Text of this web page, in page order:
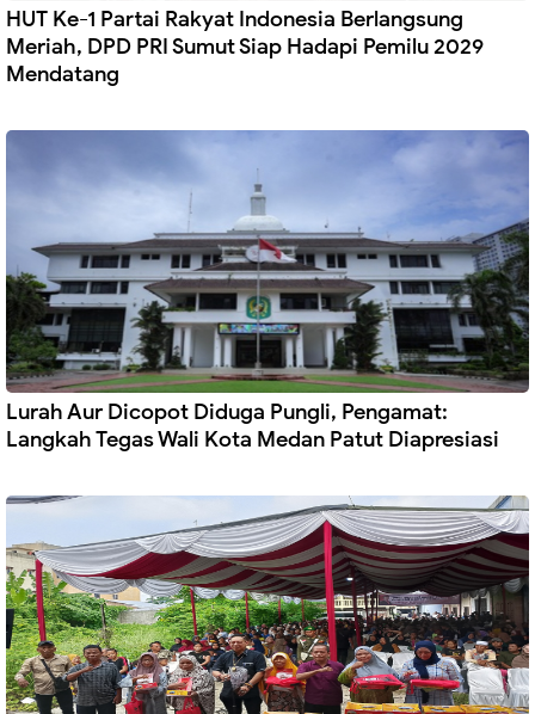
HUT Ke-1 Partai Rakyat Indonesia Berlangsung
Meriah, DPD PRI Sumut Siap Hadapi Pemilu 2029
Mendatang
Lurah Aur Dicopot Diduga Pungli, Pengamat:
Langkah Tegas Wali Kota Medan Patut Diapresiasi